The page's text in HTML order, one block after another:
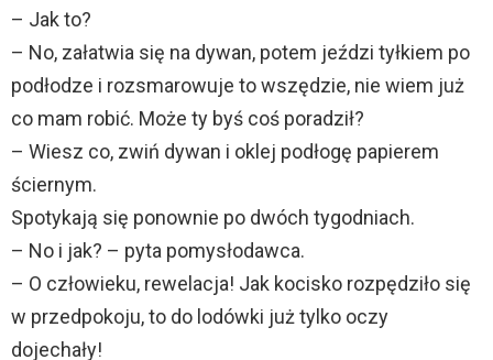
– Jak to?
– No, załatwia się na dywan, potem jeździ tyłkiem po
podłodze i rozsmarowuje to wszędzie, nie wiem już
co mam robić. Może ty byś coś poradził?
– Wiesz co, zwiń dywan i oklej podłogę papierem
ściernym.
Spotykają się ponownie po dwóch tygodniach.
– No i jak? – pyta pomysłodawca.
– O człowieku, rewelacja! Jak kocisko rozpędziło się
w przedpokoju, to do lodówki już tylko oczy
dojechały!